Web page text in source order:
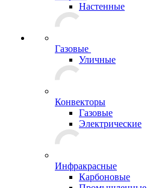
Настенные
Газовые
Уличные
Конвекторы
Газовые
Электрические
Инфракрасные
Карбоновые